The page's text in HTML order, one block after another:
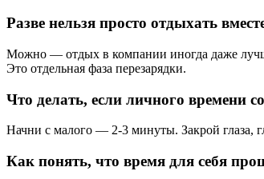
Разве нельзя просто отдыхать
Можно — отдых в компании иногда даже
Это отдельная фаза перезарядки.
Что делать, если личного времени
Начни с малого — 2-3 минуты. Закрой глаза,
Как понять, что время для себя